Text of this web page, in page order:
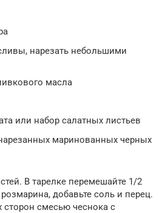
нарезать небольшими
масла
или набор салатных листьев
маринованных черных
В тарелке перемешайте 1/2
добавьте соль и перец.
сторон смесью чеснока с